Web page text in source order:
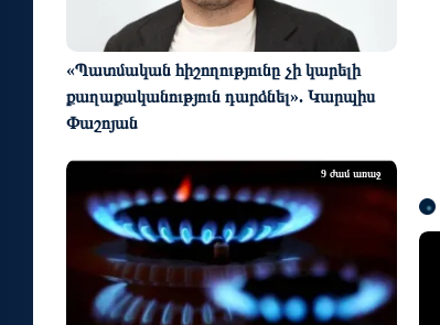
«Պատմական հիշողությունը չի կարելի
քաղաքականություն դարձնել». Կարպիս
Փաշոյան
9 ժամ առաջ